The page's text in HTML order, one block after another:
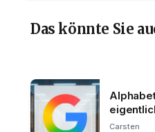
Das könnte Sie
übersieht
Carsten